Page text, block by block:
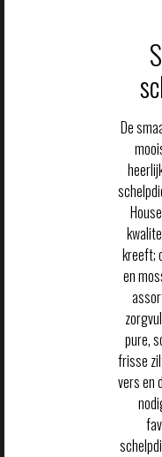
De
kreeft;
en
pure,
frisse
vers en